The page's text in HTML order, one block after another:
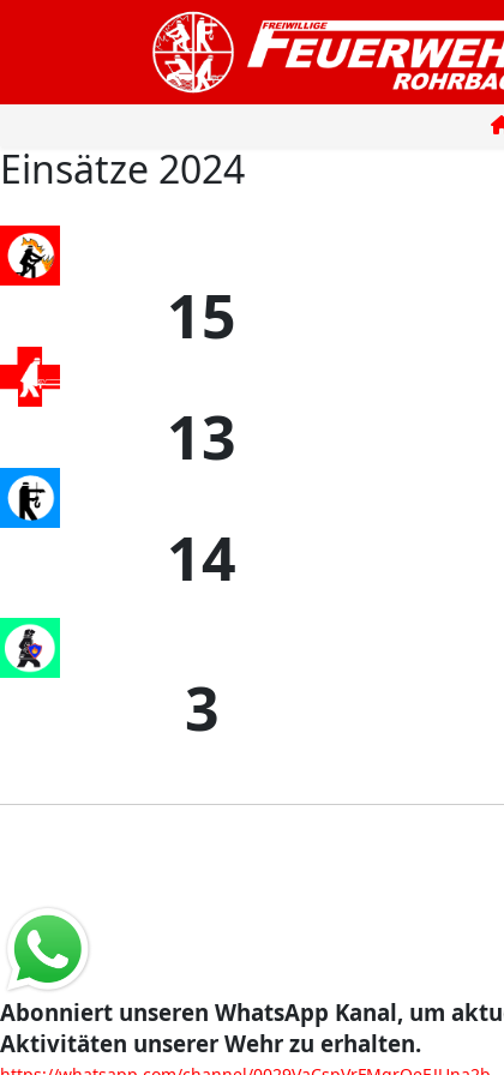
Einsätze 2024
15
13
14
3
Abonniert unseren WhatsApp Kanal, um
Aktivitäten unserer Wehr zu erhalten.